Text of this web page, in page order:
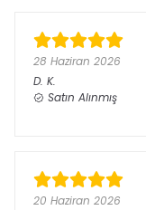
28 Haziran 2026
D. K.
Satın Alınmış
20 Haziran 2026